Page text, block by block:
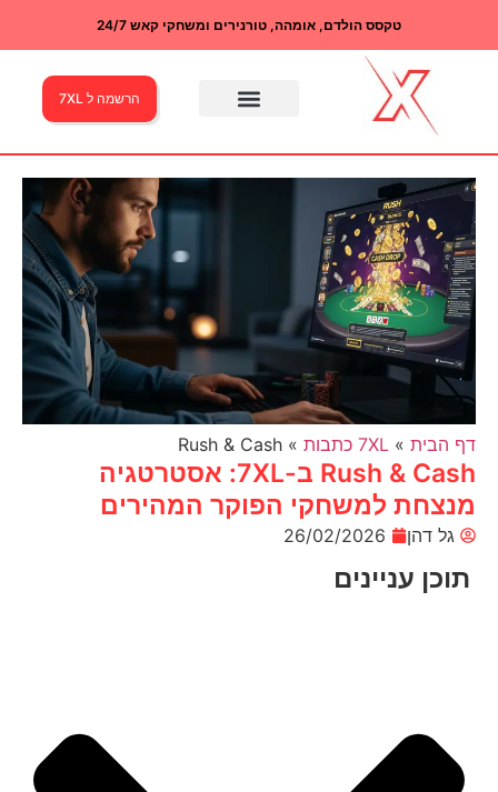
טקסס הולדם, אומהה, טורנירים ומשחקי קאש 24/7
הרשמה ל 7XL
דף הבית» 7XL כתבות »
Rush & Cash
Rush & Cash ב-7XL: אסטרטגיה
מנצחת למשחקי הפוקר המהירים
גל דהן 26/02/2026
תוכן עניינים